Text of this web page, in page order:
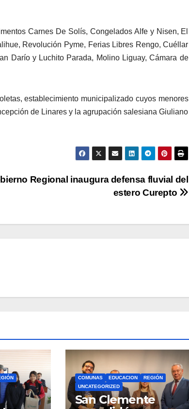
Carnes De Solís, Congelados Alfe y Nisen, El
Revolución Pyme, Ferias Libres Rengo, Cuéllar
Darío y Luchito Parada, Molino Liguay, Cámara de
establecimiento municipalizado cuyos menores
de Linares y la agrupación salesiana Giuliano
Regional inaugura defensa fluvial del
estero Curepto
COMUNAS EDUCACION
REGIÓN
UNCATEGORIZED
San Clemente